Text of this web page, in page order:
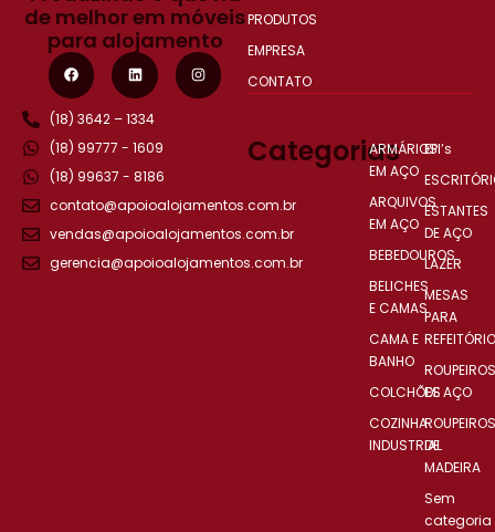
de melhor em móveis
para alojamento
(18) 3642 – 1334
(18) 99777 - 1609
(18) 99637 - 8186
contato@apoioalojamentos.com.br
vendas@apoioalojamentos.com.br
gerencia@apoioalojamentos.com.br
PRODUTOS
EMPRESA
CONTATO
CategoriasARMÁRIOS
EM AÇO
ARQUIVOS
EM AÇO
BEBEDOUROS
BELICHES
E CAMAS
CAMA E
BANHO
COLCHÕES
COZINHA
INDUSTRIAL
EPI’s
ESTANTES
DE AÇO
LAZER
MESAS
PARA
REFEITÓRIO
ROUPEIROS
DE AÇO
ROUPEIROS
DE
MADEIRA
Sem
categoria